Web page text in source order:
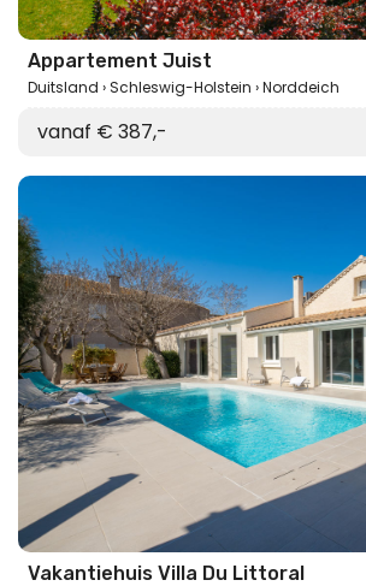
Appartement Juist
Duitsland Schleswig-Holstein Norddeich
vanaf € 387,-
Vakantiehuis Villa Du Littoral